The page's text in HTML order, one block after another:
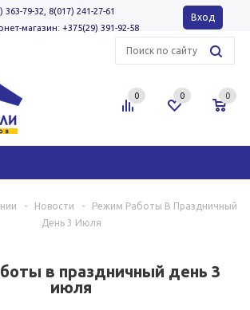
Вход
363-79-32, 8(017) 241-27-61
магазин: +375(29) 391-92-58
0 0 0
- Новости -
Режим Работы В Праздничный
День 3 Июля
в праздничный день 3
июля